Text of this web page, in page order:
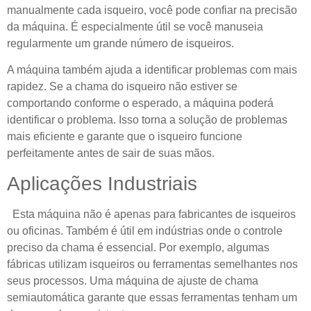
manualmente cada isqueiro, você pode confiar na precisão
da máquina. É especialmente útil se você manuseia
regularmente um grande número de isqueiros.
A máquina também ajuda a identificar problemas com mais
rapidez. Se a chama do isqueiro não estiver se
comportando conforme o esperado, a máquina poderá
identificar o problema. Isso torna a solução de problemas
mais eficiente e garante que o isqueiro funcione
perfeitamente antes de sair de suas mãos.
Aplicações Industriais
Esta máquina não é apenas para fabricantes de isqueiros
ou oficinas. Também é útil em indústrias onde o controle
preciso da chama é essencial. Por exemplo, algumas
fábricas utilizam isqueiros ou ferramentas semelhantes nos
seus processos. Uma máquina de ajuste de chama
semiautomática garante que essas ferramentas tenham um